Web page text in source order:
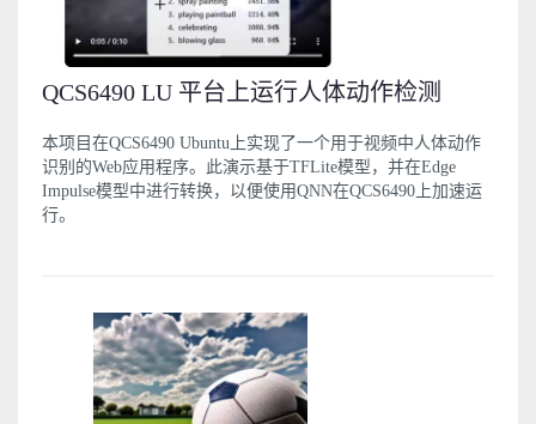
QCS6490 LU 平台上运行人体动作检测
本项目在QCS6490 Ubuntu上实现了一个用于视频中人体动作
识别的Web应用程序。此演示基于TFLite模型，并在Edge
Impulse模型中进行转换，以便使用QNN在QCS6490上加速运
行。